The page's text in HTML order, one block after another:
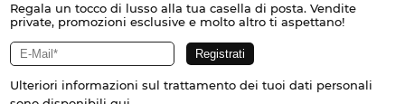
Regala un tocco di lusso alla tua casella di posta. Vendite
private, promozioni esclusive e molto altro ti aspettano!
Ulteriori informazioni sul trattamento dei tuoi dati personali